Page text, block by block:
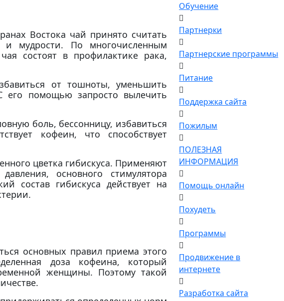
Востока чай принято считать
и мудрости. По многочисленным
состоят в профилактике рака,
от тошноты, уменьшить
его помощью запросто вылечить
боль, бессонницу, избавиться
кофеин, что способствует
цветка гибискуса. Применяют
основного стимулятора
состав гибискуса действует на
основных правил приема этого
доза кофеина, который
женщины. Поэтому такой
Обучение
Партнерки
Партнерские программы
Питание
Поддержка сайта
Пожилым
ПОЛЕЗНАЯ
ИНФОРМАЦИЯ
Помощь онлайн
Похудеть
Программы
Продвижение в
интернете
Разработка сайта